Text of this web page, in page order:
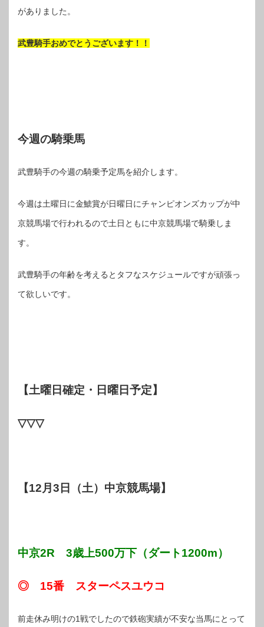
がありました。
武豊騎手おめでとうございます！！
今週の騎乗馬
武豊騎手の今週の騎乗予定馬を紹介します。
今週は土曜日に金鯱賞が日曜日にチャンピオンズカップが中
京競馬場で行われるので土日ともに中京競馬場で騎乗しま
す。
武豊騎手の年齢を考えるとタフなスケジュールですが頑張っ
て欲しいです。
【土曜日確定・日曜日予定】
▽▽▽
【12月3日（土）中京競馬場】
中京2R 3歳上500万下（ダート1200m）
◎ 15番 スターペスユウコ
前走休み明けの1戦でしたので鉄砲実績が不安な当馬にとって